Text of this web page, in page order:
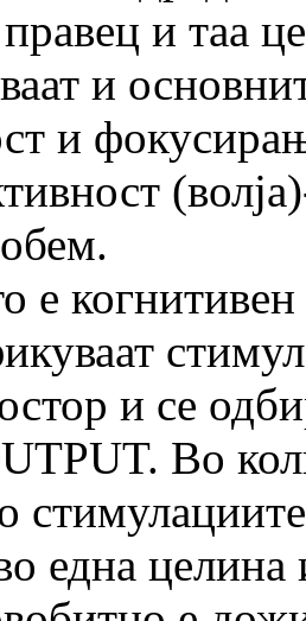
и таа
и
и
е
и се
Во
една